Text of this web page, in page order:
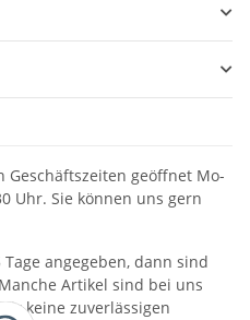
Geschäftszeiten geöffnet Mo-
Uhr. Sie können uns gern
angegeben, dann sind
Artikel sind bei uns
keine zuverlässigen